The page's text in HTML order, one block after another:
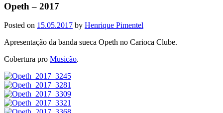
Opeth – 2017
Posted on 15.05.2017 by Henrique Pimentel
Apresentação da banda sueca Opeth no Carioca Clube.
Cobertura pro Musicão.